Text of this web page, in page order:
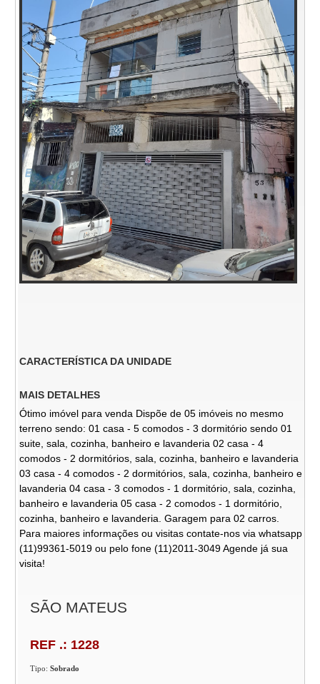
CARACTERÍSTICA DA UNIDADE
MAIS DETALHES
Ótimo imóvel para venda Dispõe de 05 imóveis no mesmo
terreno sendo: 01 casa - 5 comodos - 3 dormitório sendo 01
suite, sala, cozinha, banheiro e lavanderia 02 casa - 4
comodos - 2 dormitórios, sala, cozinha, banheiro e lavanderia
03 casa - 4 comodos - 2 dormitórios, sala, cozinha, banheiro e
lavanderia 04 casa - 3 comodos - 1 dormitório, sala, cozinha,
banheiro e lavanderia 05 casa - 2 comodos - 1 dormitório,
cozinha, banheiro e lavanderia. Garagem para 02 carros.
Para maiores informações ou visitas contate-nos via whatsapp
(11)99361-5019 ou pelo fone (11)2011-3049 Agende já sua
visita!
SÃO MATEUS
REF .: 1228
Tipo:Sobrado